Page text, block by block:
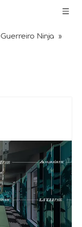
Guerreiro Ninja
»